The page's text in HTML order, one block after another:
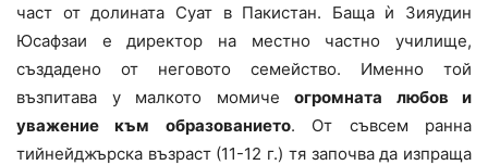
част от долината Суат в Пакистан. Баща ѝ Зияудин
Юсафзаи е директор на местно частно училище,
създадено от неговото семейство. Именно той
възпитава у малкото момиче огромната любов и
уважение към образованието. От съвсем ранна
тийнейджърска възраст (11-12 г.) тя започва да изпраща